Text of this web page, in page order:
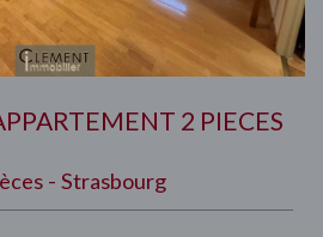
2 PIECES
- Strasbourg